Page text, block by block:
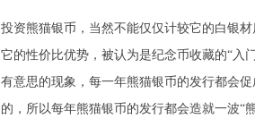
投资熊猫银币，当然不能仅仅计较它的白银
它的性价比优势，被认为是纪念币收藏的“入
有意思的现象，每一年熊猫银币的发行都会
的，所以每年熊猫银币的发行都会造就一波“